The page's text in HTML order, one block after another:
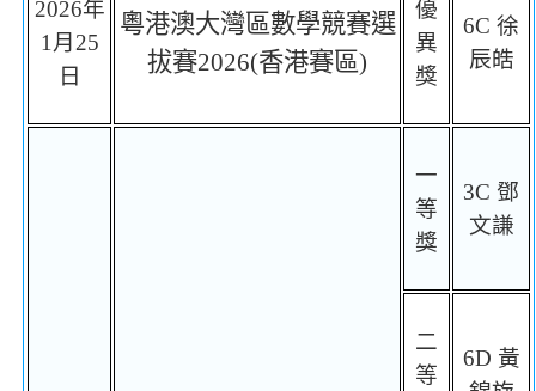
2026年
1 月 25
日
粵港澳大灣區數學競賽選
拔賽2026(香港賽區)
優
異
獎
6C 徐
辰皓
一
等
獎
3C 鄧
文謙
二
等
6D 黃